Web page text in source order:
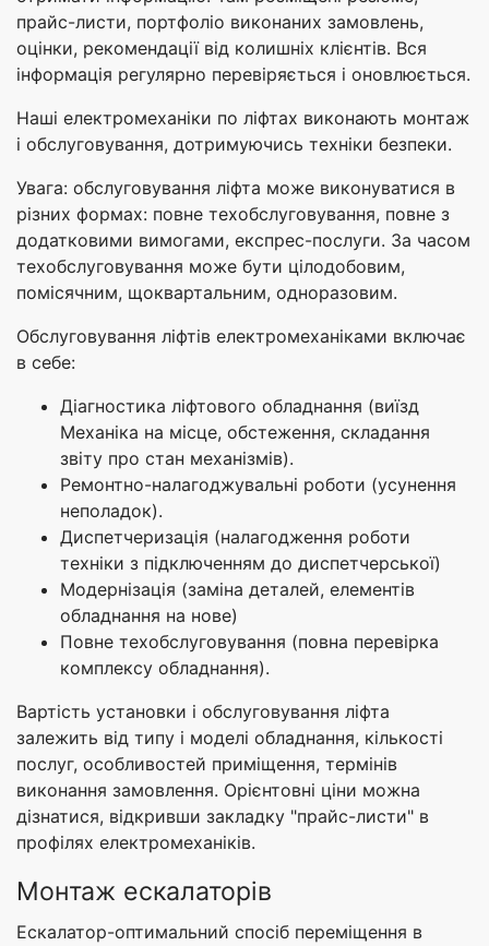
прайс-листи, портфоліо виконаних замовлень,
оцінки, рекомендації від колишніх клієнтів. Вся
інформація регулярно перевіряється і оновлюється.
Наші електромеханіки по ліфтах виконають монтаж
і обслуговування, дотримуючись техніки безпеки.
Увага: обслуговування ліфта може виконуватися в
різних формах: повне техобслуговування, повне з
додатковими вимогами, експрес-послуги. За часом
техобслуговування може бути цілодобовим,
помісячним, щоквартальним, одноразовим.
Обслуговування ліфтів електромеханіками включає
в себе:
Діагностика ліфтового обладнання (виїзд
Механіка на місце, обстеження, складання
звіту про стан механізмів).
Ремонтно-налагоджувальні роботи (усунення
неполадок).
Диспетчеризація (налагодження роботи
техніки з підключенням до диспетчерської)
Модернізація (заміна деталей, елементів
обладнання на нове)
Повне техобслуговування (повна перевірка
комплексу обладнання).
Вартість установки і обслуговування ліфта
залежить від типу і моделі обладнання, кількості
послуг, особливостей приміщення, термінів
виконання замовлення. Орієнтовні ціни можна
дізнатися, відкривши закладку "прайс-листи" в
профілях електромеханіків.
Монтаж ескалаторів
Ескалатор-оптимальний спосіб переміщення в